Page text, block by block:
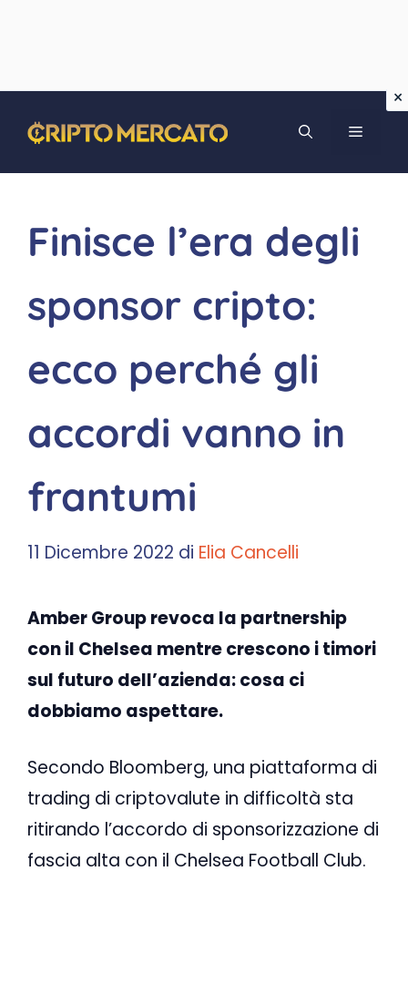
contenuto
MENU
Finisce l’era degli
sponsor cripto:
ecco perché gli
accordi vanno in
frantumi
11 Dicembre 2022 di Elia Cancelli
Amber Group revoca la partnership
con il Chelsea mentre crescono i timori
sul futuro dell’azienda: cosa ci
dobbiamo aspettare.
Secondo Bloomberg, una piattaforma di
trading di criptovalute in difficoltà sta
ritirando l’accordo di sponsorizzazione di
fascia alta con il Chelsea Football Club.